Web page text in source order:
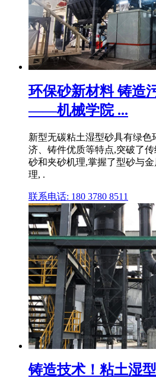
环保砂新材料 铸造
——机械学院 ...
新型无碳粘土湿型砂具有绿
济、铸件优质等特点,突破了
砂和夹砂机理,掌握了型砂与
理, .
联系电话: 180 3780 8511
铸造技术！粘土湿